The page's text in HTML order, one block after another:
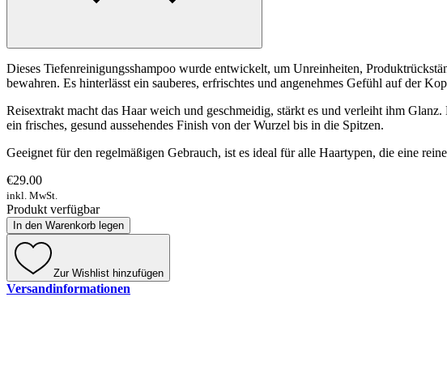
Dieses Tiefenreinigungsshampoo wurde entwickelt, um Unreinheiten,
bewahren. Es hinterlässt ein sauberes, erfrischtes und angenehmes Gefühl auf der
Reisextrakt macht das Haar weich und geschmeidig, stärkt es und verleiht ihm
ein frisches, gesund aussehendes Finish von der Wurzel bis in die Spitzen.
Geeignet für den regelmäßigen Gebrauch, ist es ideal für alle Haartypen, die eine
€29.00
inkl. MwSt.
Produkt verfügbar
In den Warenkorb legen
Zur Wishlist hinzufügen
Versandinformationen